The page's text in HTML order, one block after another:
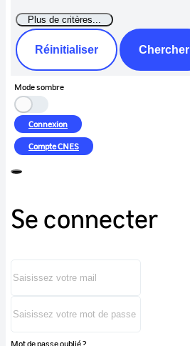
Réinitialiser Chercher
Mode sombre
Connexion
CompteCNES
Se connecter
Mot de passe oublié ?